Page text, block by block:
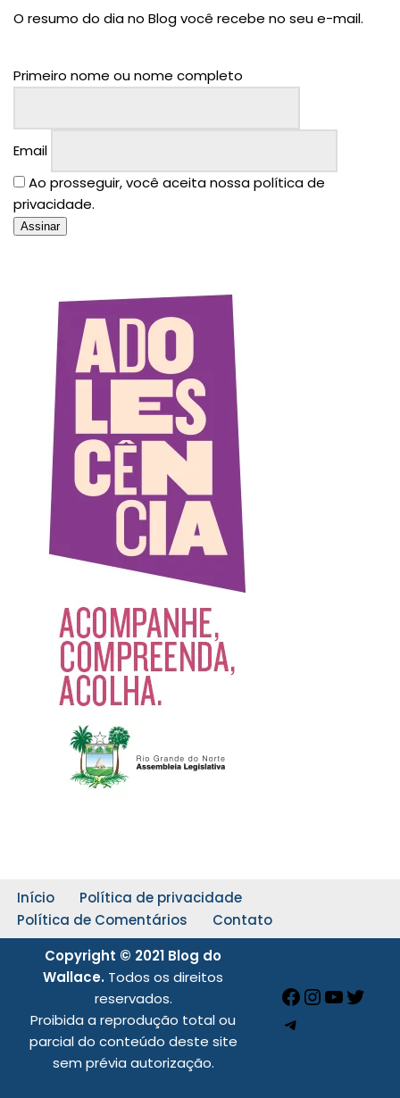
O resumo do dia no Blog você recebe no seu e-mail.
Primeiro nome ou nome completo
Email
Ao prosseguir, você aceita nossa política de
privacidade.
Início
Política de privacidade
Política de Comentários
Contato
Copyright © 2021 Blog do
Wallace. Todos os direitos
reservados.
Proibida a reprodução total ou
parcial do conteúdo deste site
sem prévia autorização.